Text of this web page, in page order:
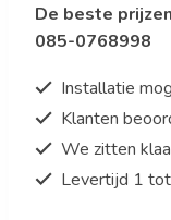
GEEL
aantal
De beste
085-0768998
Installatie
Klanten
We zitten
Levertijd 1